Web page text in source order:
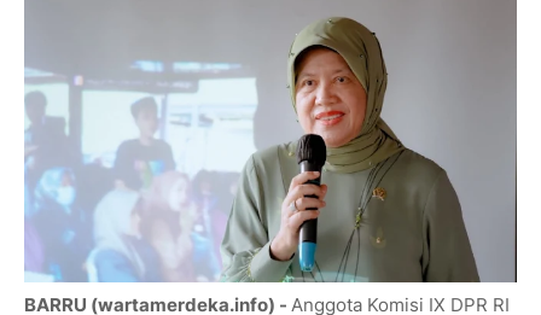
BARRU (wartamerdeka.info) - Anggota Komisi IX DPR RI